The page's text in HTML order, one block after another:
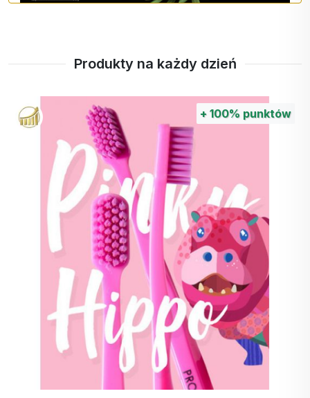
w organizmie
jednej z najzdrowszych diet na świecie.
Dla zdrowia, smaku i jakości - prosto z Grecji do
Twojej kuchni!
Produkty na każdy dzień
+ 100% punktów